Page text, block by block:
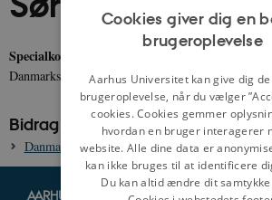
Specialkonsulent, cand.polit.
Danmarks Statistik
Bidrag til danmarkshistorien.dk:
Danmarks udlandsgæld 1945-2010
AARHUS UNIVERSITET
Cookies giver dig en
brugeroplevelse
Aarhus Universitet kan give dig
brugeroplevelse, når du vælger
cookies. Cookies gemmer
hvordan en bruger interagerer
website. Alle dine data er
kan ikke bruges til at identificere
Du kan altid ændre dit